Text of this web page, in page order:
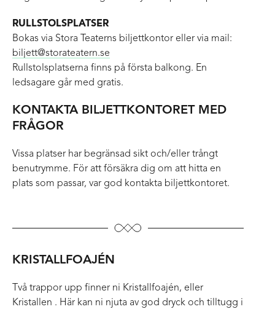
RULLSTOLSPLATSER
Bokas via Stora Teaterns biljettkontor eller via mail:
biljett@storateatern.se
Rullstolsplatserna finns på första balkong. En
ledsagare går med gratis.
KONTAKTA BILJETTKONTORET MED
FRÅGOR
Vissa platser har begränsad sikt och/eller trångt
benutrymme. För att försäkra dig om att hitta en
plats som passar, var god kontakta biljettkontoret.
KRISTALLFOAJÉN
Två trappor upp finner ni Kristallfoajén, eller
Kristallen . Här kan ni njuta av god dryck och tilltugg i